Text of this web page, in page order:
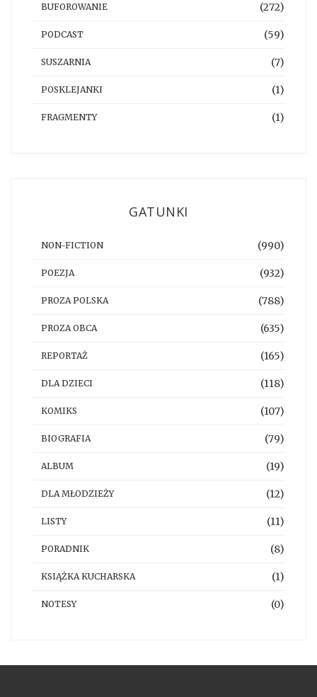
BUFOROWANIE (272)
PODCAST (59)
SUSZARNIA (7)
POSKLEJANKI (1)
FRAGMENTY (1)
GATUNKI
NON-FICTION (990)
POEZJA (932)
PROZA POLSKA (788)
PROZA OBCA (635)
REPORTAŻ (165)
DLA DZIECI (118)
KOMIKS (107)
BIOGRAFIA (79)
ALBUM (19)
DLA MŁODZIEŻY (12)
LISTY (11)
PORADNIK (8)
KSIĄŻKA KUCHARSKA (1)
NOTESY (0)